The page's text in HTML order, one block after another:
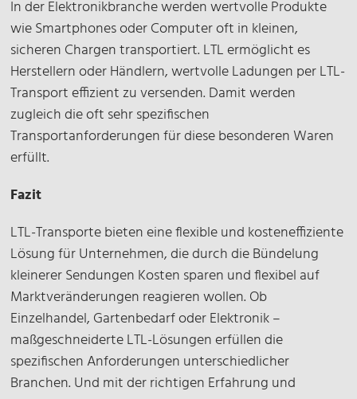
In der Elektronikbranche werden wertvolle Produkte
wie Smartphones oder Computer oft in kleinen,
sicheren Chargen transportiert. LTL ermöglicht es
Herstellern oder Händlern, wertvolle Ladungen per LTL-
Transport effizient zu versenden. Damit werden
zugleich die oft sehr spezifischen
Transportanforderungen für diese besonderen Waren
erfüllt.
Fazit
LTL-Transporte bieten eine flexible und kosteneffiziente
Lösung für Unternehmen, die durch die Bündelung
kleinerer Sendungen Kosten sparen und flexibel auf
Marktveränderungen reagieren wollen. Ob
Einzelhandel, Gartenbedarf oder Elektronik –
maßgeschneiderte LTL-Lösungen erfüllen die
spezifischen Anforderungen unterschiedlicher
Branchen. Und mit der richtigen Erfahrung und